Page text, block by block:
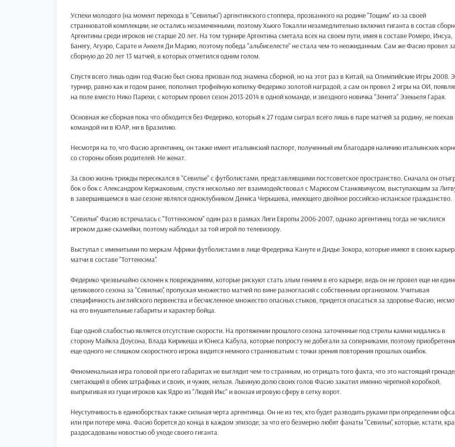
Успехи молодого (на момент перехода в "Севилью") аргентинского стоппера, прозванного на родине "Тощим" из-за своей
странноватой комплекции, не остались незамеченными, поэтому Хьюго Токалли незамедлительно включил гиганта в состав
Аргентины среди игроков не старше 20 лет. На том турнире Аргентина сметала всех на своем пути, имея в составе Ромеро, Инсуа,
Банегу, Агуэро, Сарате и Анхеля Ди Марию, поэтому победа "альбиселесте" не стала чем-то неожиданным. Сам же Фасио провел
сборную до 20 лет 13 матчей, в которых отметился одним голом.
Спустя всего лишь один год Фасио был снова призван под знамена сборной, но на этот раз в Китай, на Олимпийские Игры 2008.
турнир, равно как и годом ранее, пополнил трофейную копилку Федерико золотой наградой, а сам он провел 2 игры на ОИ,
на поле вместо Нико Парехи, с которым провел сезон 2013-2014 в одной команде, и звездного новичка "Зенита" Эзекьеля Гарая.
Основная же сборная пока что обходится без Федерико, который к 27 годам сыграл всего лишь в паре матчей за родину, не поехав
командой ни в ЮАР, ни в Бразилию.
Несмотря на то, что Фасио аргентинец, он также имеет итальянский паспорт, полученный им благодаря наличию итальянских
со стороны обоих родителей. Не женат.
За свою жизнь трижды пересекался в "Севилье" с футболистами, представлявшими постсоветское пространство. Сначала он
бок о бок с Александром Кержаковым, спустя несколько лет взаимодействовал с Марюсом Станкявичусом, выступающим за
в завершившемся в мае сезоне являлся одноклубником Дениса Черышева, имеющего двойное российско-испанское гражданство.
"Севилья" Фасио встречалась с "Тоттенхэмом" один раз в рамках Лиги Европы 2006-2007, однако аргентинец тогда не числился
игроком даже скамейки, поэтому наблюдал за той игрой по телевизору.
Выступал с именитыми по меркам Африки футболистами в лице Фредерика Кануте и Дидье Зокора, которые имеют в своих
матчи в составе "Тоттенхэма".
Федерико чрезвычайно склонен к повреждениям, которые рискуют стать злым гением в его карьере, ведь он не провел еще ни
целикового сезона за "Севилью", пропуская множество матчей по вине разногласий с собственным организмом. Учитывая
специфичность английского первенства и бесчисленное множество опасных стыков, придется опасаться за здоровье Фасио,
на его внушительные габариты и характер бойца.
Еще одной слабостью является отсутствие скорости. На протяжении прошлого сезона заточенные под стрелы камни кидались в
сторону Майкла Доусона, Влада Кирикеша и Юнеса Кабула, которые попросту не добегали за соперниками, поэтому
еще одного не слишком скоростного игрока видится немного странноватым с точки зрения повторения прошлых ошибок.
Феноменальная игра головой при его габаритах не выглядит чем-то странным, но отрицать того факта, что это настоящий
сметающий в обеих штрафных и своих, и чужих, нельзя. Львиную долю своих голов Фасио закатил именно черепной коробкой,
выпрыгивая из гущи игроков как Ядро из "Людей Икс" и вонзая игровую сферу в сетку ворот.
Неуступчивость в единоборствах также сильная черта аргентинца. Он не из тех, кто будет разводить руками при определении
или при потере мяча. Фасио борется до конца в каждом эпизоде, за что его безмерно любят фанаты "Севильи", которые, кстати,
раздосадованы новостью об уходе своего гиганта.